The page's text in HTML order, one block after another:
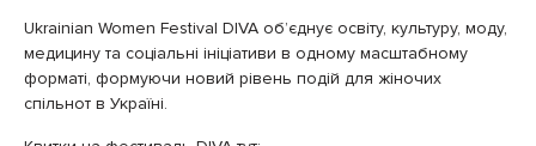
Ukrainian Women Festival DIVA об’єднує освіту, культуру, моду,
медицину та соціальні ініціативи в одному масштабному
форматі, формуючи новий рівень подій для жіночих
спільнот в Україні.